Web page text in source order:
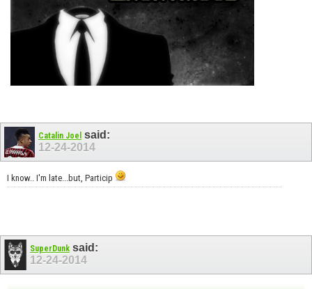
Catalin Joel said:
12-24-2014
I know.. I'm late...but, Particip
SuperDunksaid:
12-24-2014